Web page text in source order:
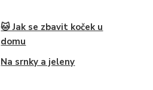
🐱 Jak se zbavit koček u
domu
Na srnky a jeleny